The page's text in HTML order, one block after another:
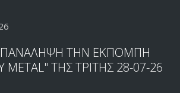
ΤΗΝ ΕΚΠΟΜΠΗ
METAL" ΤΗΣ ΤΡΙΤΗΣ 28-07-26